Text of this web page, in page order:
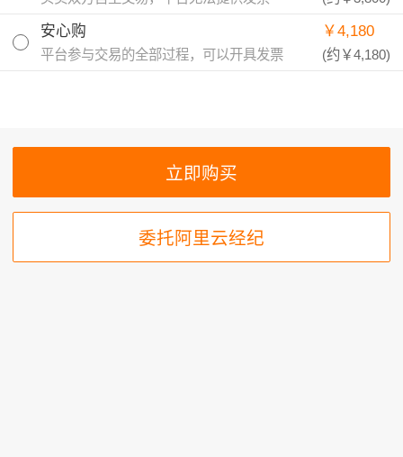
安心购
平台参与交易的全部过程，可以开具发票
￥4,180
(约￥4,180)
委托阿里云经纪